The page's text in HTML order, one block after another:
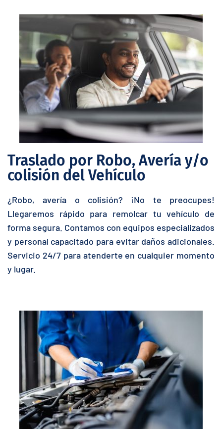
Traslado por Robo, Avería y/o
colisión del Vehículo
¿Robo, avería o colisión? ¡No te preocupes!
Llegaremos rápido para remolcar tu vehículo de
forma segura. Contamos con equipos especializados
y personal capacitado para evitar daños adicionales.
Servicio 24/7 para atenderte en cualquier momento
y lugar.